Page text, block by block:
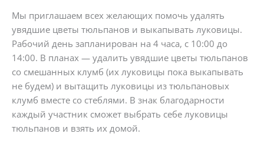
Мы приглашаем всех желающих помочь удалять
увядшие цветы тюльпанов и выкапывать луковицы.
Рабочий день запланирован на 4 часа, с 10:00 до
14:00. В планах — удалить увядшие цветы тюльпанов
со смешанных клумб (их луковицы пока выкапывать
не будем) и вытащить луковицы из тюльпановых
клумб вместе со стеблями. В знак благодарности
каждый участник сможет выбрать себе луковицы
тюльпанов и взять их домой.